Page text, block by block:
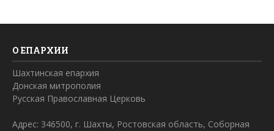
О ЕПАРХИИ
Шахтинская епархия
Донская митрополия
Русская Православная Церковь
Адрес: 346500, г. Шахты, Ростовская область, Соборная